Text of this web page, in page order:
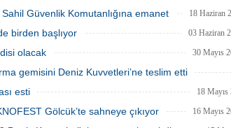
Güvenlik Komutanlığına emanet 18 Haziran
birden başlıyor 03 Haziran
olacak 30 Mayıs
gemisini Deniz Kuvvetleri’ne teslim etti
21 Mayıs
esti 18 Mayıs
Gölcük’te sahneye çıkıyor 16 Mayıs